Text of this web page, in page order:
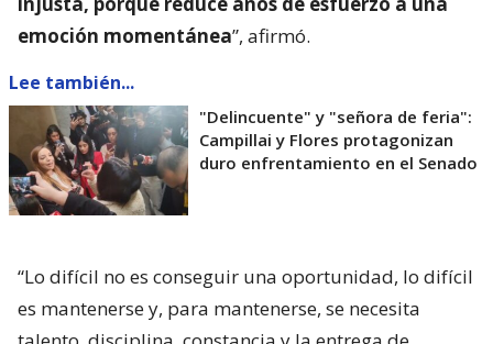
emoción momentánea”, afirmó.
Lee también...
"Delincuente" y "señora de feria":
Campillai y Flores protagonizan
duro enfrentamiento en el Senado
“Lo difícil no es conseguir una oportunidad, lo difícil
es mantenerse y, para mantenerse, se necesita